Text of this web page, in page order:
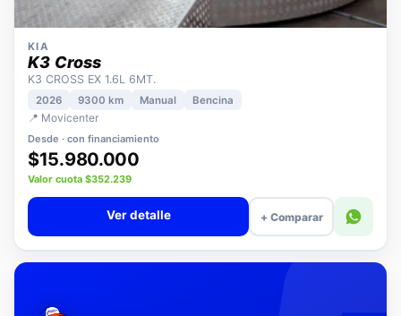
KIA
K3 Cross
K3 CROSS EX 1.6L 6MT.
2026 9300 km
📍 Movicenter
Desde · con financiamiento
$15.980.000
Valor cuota $352.239
+ Comparar